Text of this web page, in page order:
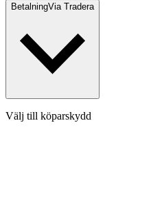
BetalningVia Tradera
Välj till köparskydd